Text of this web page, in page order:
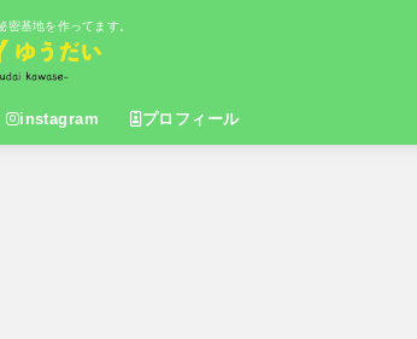
密基地を作ってます。
instagram プロフィール